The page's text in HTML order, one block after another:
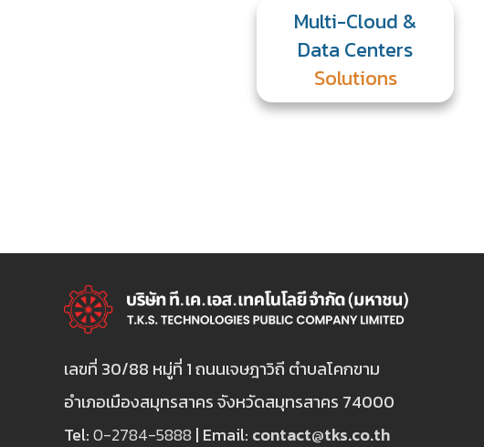
Multi-Cloud &
Data Centers
Solutions
เลขที่ 30/88 หมู่ที่ 1 ถนนเจษฎาวิถี ตำบลโคกขาม
อำเภอเมืองสมุทรสาคร จังหวัดสมุทรสาคร 74000
Tel:0-2784-5888 | Email: contact@tks.co.th